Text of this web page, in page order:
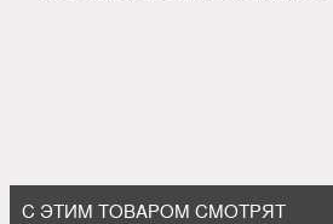
С ЭТИМ ТОВАРОМ СМОТРЯТ